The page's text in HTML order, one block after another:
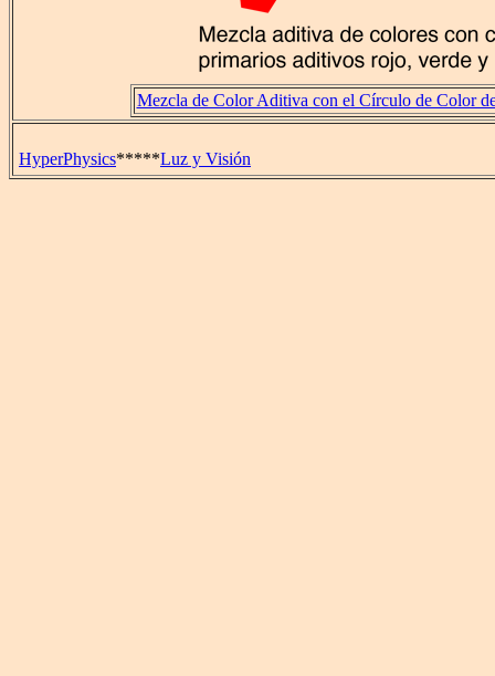
Mezcla de Color Aditiva con el Círculo de Color
HyperPhysics*****Luz y Visión